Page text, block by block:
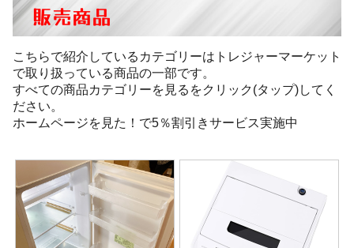
販売商品
こちらで紹介しているカテゴリーはトレジャーマーケット
で取り扱っている商品の一部です。
すべての商品カテゴリーを見るをクリック(タップ)してく
ださい。
ホームページを見た！で5％割引きサービス実施中